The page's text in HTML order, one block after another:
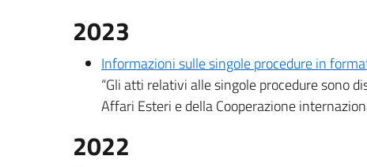
2023
Informazioni sulle singole procedure in
“Gli atti relativi alle singole procedure sono
Affari Esteri e della Cooperazione
2022